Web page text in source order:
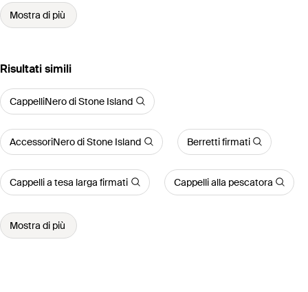
Mostra di più
Risultati simili
CappelliNero di Stone Island
AccessoriNero di Stone Island Berretti firmati
Cappelli a tesa larga firmati Cappelli alla pescatora
Mostra di più